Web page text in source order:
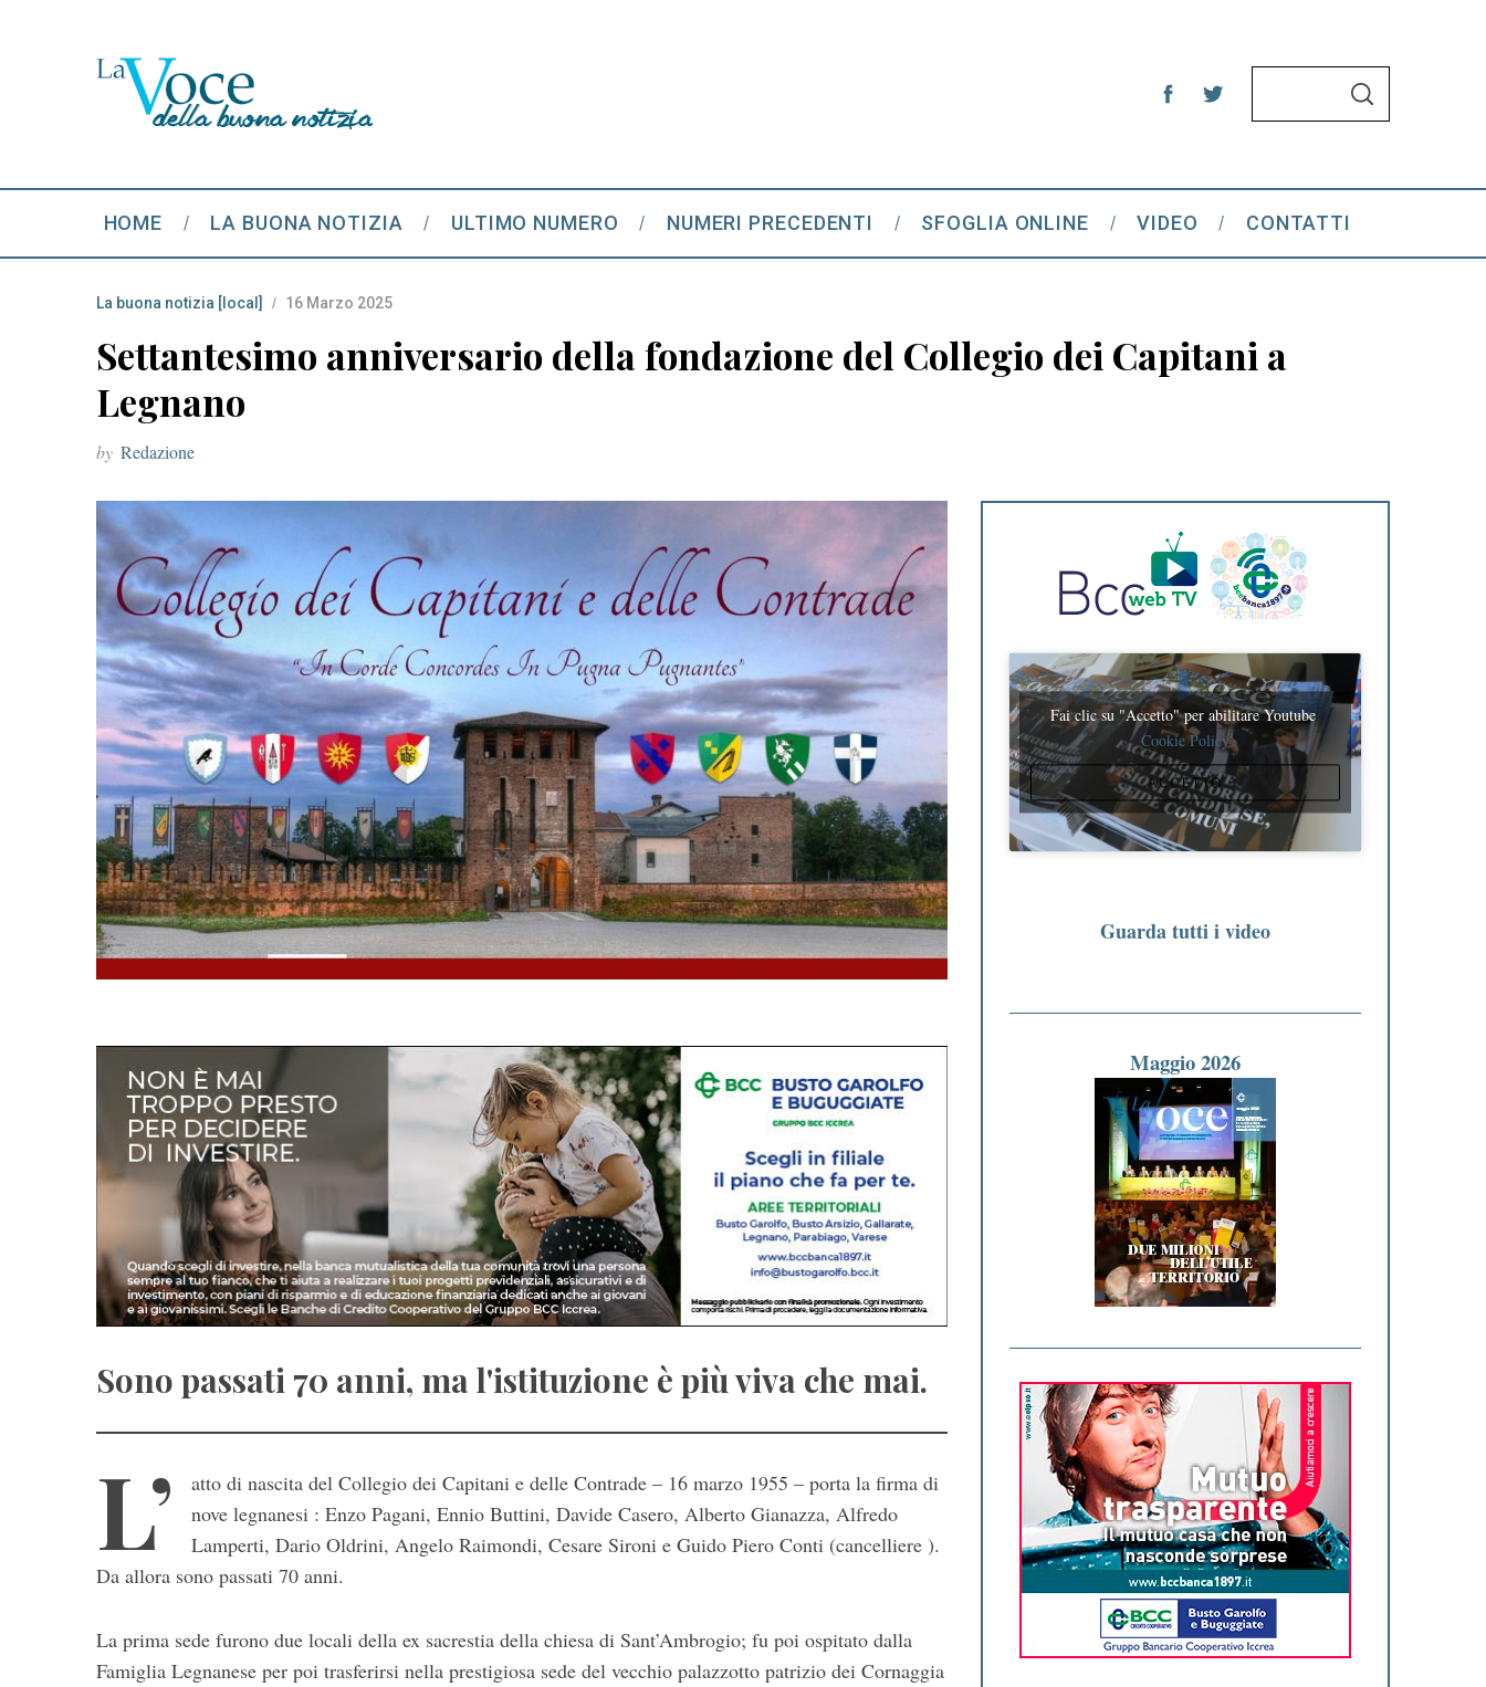
h
f
:
S
HOME LA BUONA NOTIZIA ULTIMO NUMERO NUMERI PRECEDENTI SFOGLIA ONLINE VIDEO CONTATTI
La buona notizia [local] 16 Marzo 2025
Settantesimo anniversario della fondazione del Collegio dei Capitani a
Legnano
by Redazione
Sono passati 70 anni, ma l'istituzione è più viva che mai.
L’
atto di nascita del Collegio dei Capitani e delle Contrade – 16 marzo 1955 – porta la firma di
nove legnanesi : Enzo Pagani, Ennio Buttini, Davide Casero, Alberto Gianazza, Alfredo
Lamperti, Dario Oldrini, Angelo Raimondi, Cesare Sironi e Guido Piero Conti (cancelliere ).
Da allora sono passati 70 anni.
La prima sede furono due locali della ex sacrestia della chiesa di Sant’Ambrogio; fu poi ospitato dalla
Famiglia Legnanese per poi trasferirsi nella prestigiosa sede del vecchio palazzotto patrizio dei Cornaggia
Fai clic su "Accetto" per abilitare Youtube
Cookie Policy
ACCETTO
Guarda tutti i video
Maggio 2026